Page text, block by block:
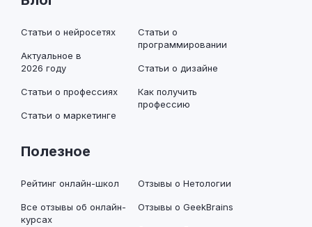
Статьи о нейросетях
Актуальное в
2026 году
Статьи о профессиях
Статьи о маркетинге
Статьи о
программировании
Статьи о дизайне
Как получить
профессию
Полезное
Рейтинг онлайн-школ
Все отзывы об онлайн-
курсах
Отзывы о Нетологии
Отзывы о GeekBrains